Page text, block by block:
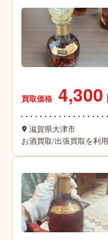
買取価格 4,300
滋賀県大津市
お酒買取/出張買取を利用